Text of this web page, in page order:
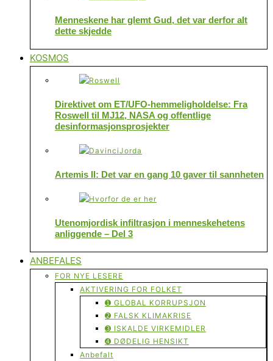
Menneskene har glemt Gud, det var derfor alt
dette skjedde
KOSMOS
Direktivet om ET/UFO-hemmeligholdelse: Fra
Roswell til MJ12, NASA og offentlige
desinformasjonsprosjekter
Artemis II: Det var en gang 10 gaver til sannheten
Utenomjordisk infiltrasjon i menneskehetens
anliggende – Del 3
ANBEFALES
FOR NYE LESERE
AKTIVERING FOR FOLKET
➊ GLOBAL KORRUPSJON
➋ FALSK KLIMAKRISE
➌ ISKALDE VIRKEMIDLER
➍ DØDELIG HENSIKT
Anbefalt